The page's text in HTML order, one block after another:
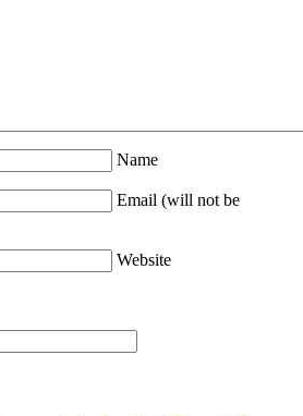
Name
Email (will not be
Website